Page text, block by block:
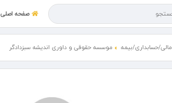
صفحه اصلی
مالی/حسابداری/بیمه موسسه حقوقی و داوری اندیشه سبزدادگر